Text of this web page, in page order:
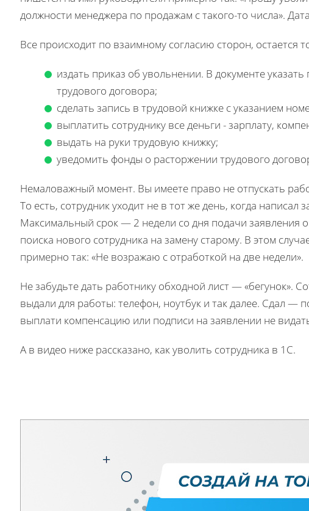
должности менеджера по продажам с такого-то числа».
Все происходит по взаимному согласию сторон, остается
издать приказ об увольнении. В документе
трудового договора;
сделать запись в трудовой книжке с указанием
выплатить сотруднику все деньги - зарплату,
выдать на руки трудовую книжку;
уведомить фонды о расторжении трудового
Немаловажный момент. Вы имеете право не отпускать
То есть, сотрудник уходит не в тот же день, когда написал
Максимальный срок — 2 недели со дня подачи заявления
поиска нового сотрудника на замену старому. В этом
примерно так: «Не возражаю с отработкой на две недели».
Не забудьте дать работнику обходной лист — «бегунок».
выдали для работы: телефон, ноутбук и так далее. Сдал —
выплати компенсацию или подписи на заявлении не
А в видео ниже рассказано, как уволить сотрудника в 1С.